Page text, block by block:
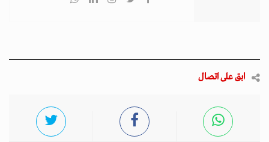
ابق على اتصال